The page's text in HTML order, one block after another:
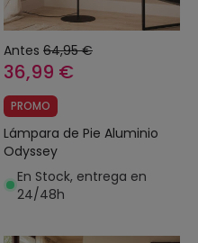
Antes 64,95 €
36,99 €
PROMO
Lámpara de Pie Aluminio
Odyssey
En Stock, entrega en
24/48h